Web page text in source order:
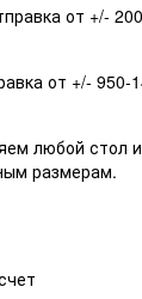
от +/-
от +/- 950-
любой стол
размерам.